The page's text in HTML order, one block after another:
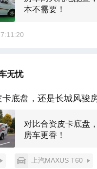
本不需要！
无忧
底盘，还是长城风骏
对比合资皮卡底盘
房车更香！
上汽MAXUS T60